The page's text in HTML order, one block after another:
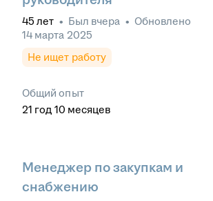
45 лет • Был вчера • Обновлено
14 марта 2025
Не ищет работу
Общий опыт
21 год 10 месяцев
Менеджер по закупкам и
снабжению